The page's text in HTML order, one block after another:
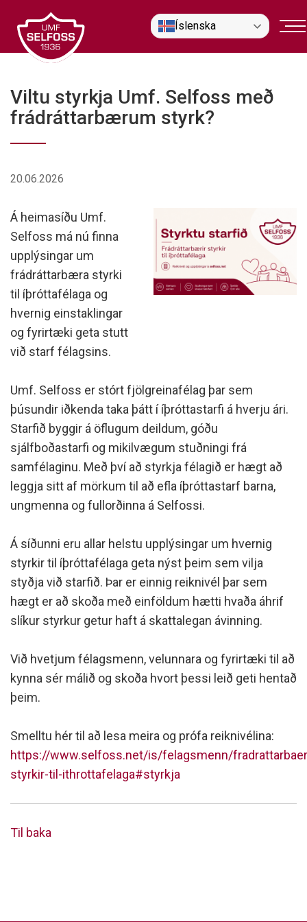
efni
Íslenska
Viltu styrkja Umf. Selfoss með
frádráttarbærum styrk?
20.06.2026
Á heimasíðu Umf.
Selfoss má nú finna
upplýsingar um
frádráttarbæra styrki
til íþróttafélaga og
hvernig einstaklingar
og fyrirtæki geta stutt
við starf félagsins.
Umf. Selfoss er stórt fjölgreinafélag þar sem
þúsundir iðkenda taka þátt í íþróttastarfi á hverju ári.
Starfið byggir á öflugum deildum, góðu
sjálfboðastarfi og mikilvægum stuðningi frá
samfélaginu. Með því að styrkja félagið er hægt að
leggja sitt af mörkum til að efla íþróttastarf barna,
ungmenna og fullorðinna á Selfossi.
Á síðunni eru allar helstu upplýsingar um hvernig
styrkir til íþróttafélaga geta nýst þeim sem vilja
styðja við starfið. Þar er einnig reiknivél þar sem
hægt er að skoða með einföldum hætti hvaða áhrif
slíkur styrkur getur haft á skattalegan ávinning.
Við hvetjum félagsmenn, velunnara og fyrirtæki til að
kynna sér málið og skoða hvort þessi leið geti hentað
þeim.
Smelltu hér til að lesa meira og prófa reiknivélina:
https://www.selfoss.net/is/felagsmenn/
styrkir-til-ithrottafelaga#styrkja
Til baka